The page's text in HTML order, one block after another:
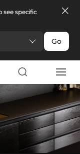
see specific
Go